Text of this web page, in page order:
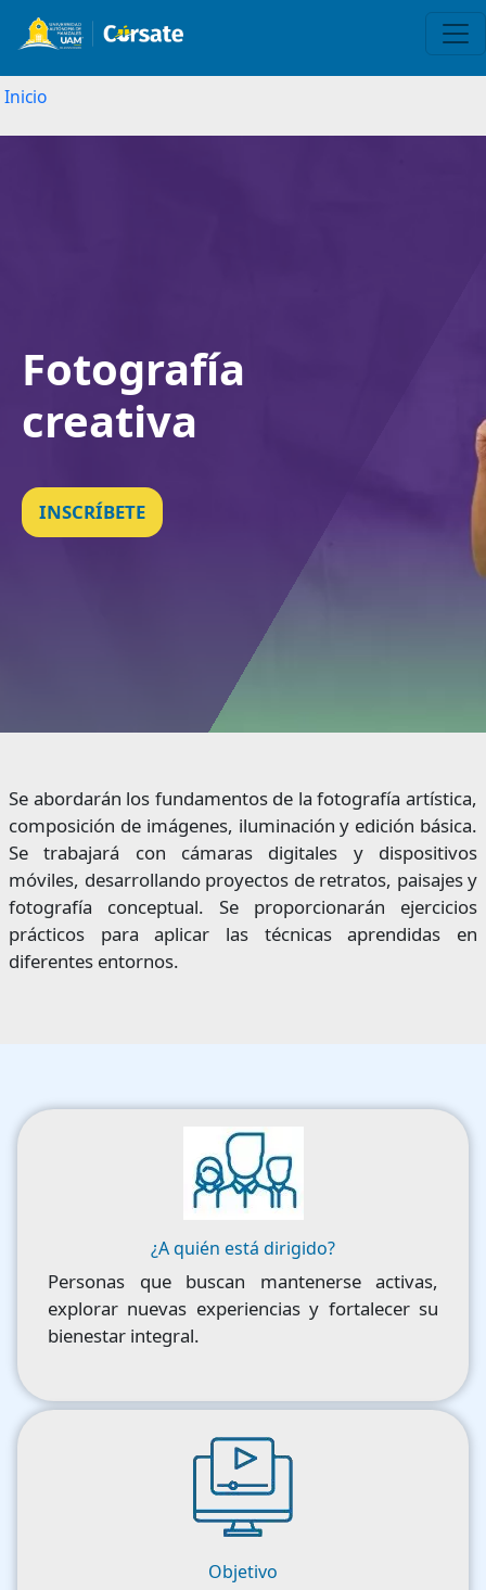
Inicio
Fotografía
creativa
INSCRÍBETE
Se abordarán los fundamentos de la fotografía artística,
composición de imágenes, iluminación y edición básica.
Se trabajará con cámaras digitales y dispositivos
móviles, desarrollando proyectos de retratos, paisajes y
fotografía conceptual. Se proporcionarán ejercicios
prácticos para aplicar las técnicas aprendidas en
diferentes entornos.
¿A quién está dirigido?
Personas que buscan mantenerse activas,
explorar nuevas experiencias y fortalecer su
bienestar integral.
Objetivo